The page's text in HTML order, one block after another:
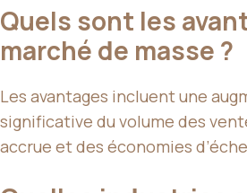
Quels sont les
marché de masse ?
Les avantages incluent une
significative du volume des
accrue et des économies